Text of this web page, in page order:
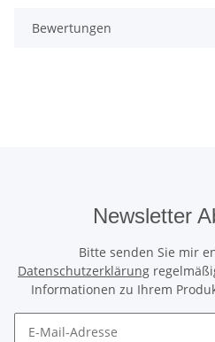
Bewertungen
Newsletter
Bitte senden Sie mir
Datenschutzerklärung
Informationen zu Ihrem